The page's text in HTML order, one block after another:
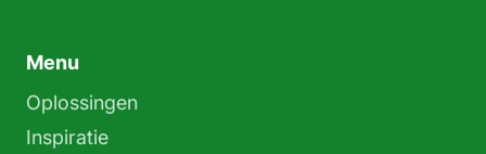
Menu
Oplossingen
Inspiratie